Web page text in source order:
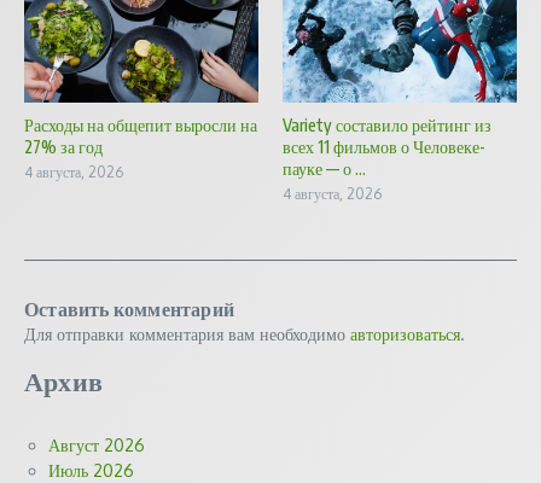
Расходы на общепит выросли на
27% за год
4 августа, 2026
Variety составило рейтинг из
всех 11 фильмов о Человеке-
пауке — о ...
4 августа, 2026
Оставить комментарий
Для отправки комментария вам необходимо авторизоваться.
Архив
Август 2026
Июль 2026